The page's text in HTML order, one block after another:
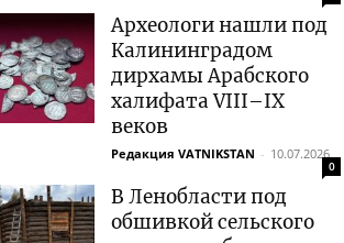
Археологи нашли под
Калининградом
дирхамы Арабского
халифата VIII–IX
веков
Редакция VATNIKSTAN - 10.07.2026
0
В Ленобласти под
обшивкой сельского